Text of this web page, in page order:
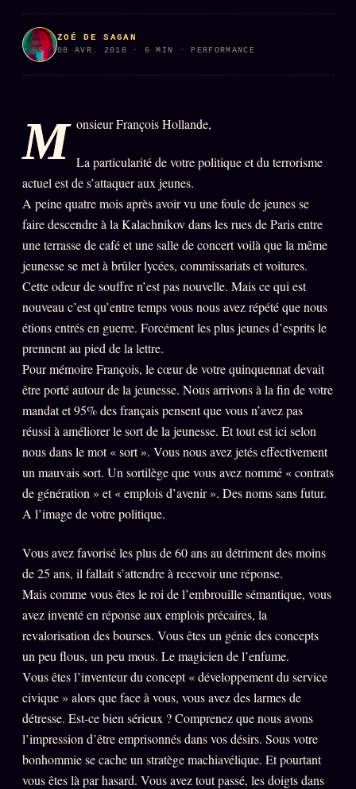
Chat Oracle
Oracle z/S
Oracle Analyse
Oracle Éclair
Oracle Couples
Oracle Famille
Oracle Sigil Sonore
Oracle Parfum
Oracle Anniversaire
Oracle Carte du Jour
Oracle Algorithme
Audit Social
BRAQUAGE2021
SUSPECTE
Compte Suspendu 2024
Les Limites2025
Le procès Brigitte Macron
Catalogue
ZS Bundle
Références
ZOÉ DE SAGAN
08 AVR. 2016 · 6 MIN · PERFORMANCE
M onsieur François Hollande,
La particularité de votre politique et du terrorisme
actuel est de s’attaquer aux jeunes.
A peine quatre mois après avoir vu une foule de jeunes se
faire descendre à la Kalachnikov dans les rues de Paris entre
une terrasse de café et une salle de concert voilà que la même
jeunesse se met à brûler lycées, commissariats et voitures.
Cette odeur de souffre n’est pas nouvelle. Mais ce qui est
nouveau c’est qu’entre temps vous nous avez répété que nous
étions entrés en guerre. Forcément les plus jeunes d’esprits le
prennent au pied de la lettre.
Pour mémoire François, le cœur de votre quinquennat devait
être porté autour de la jeunesse. Nous arrivons à la fin de votre
mandat et 95% des français pensent que vous n’avez pas
réussi à améliorer le sort de la jeunesse. Et tout est ici selon
nous dans le mot « sort ». Vous nous avez jetés effectivement
un mauvais sort. Un sortilège que vous avez nommé « contrats
de génération » et « emplois d’avenir ». Des noms sans futur.
A l’image de votre politique.
Vous avez favorisé les plus de 60 ans au détriment des moins
de 25 ans, il fallait s’attendre à recevoir une réponse.
Mais comme vous êtes le roi de l’embrouille sémantique, vous
avez inventé en réponse aux emplois précaires, la
revalorisation des bourses. Vous êtes un génie des concepts
un peu flous, un peu mous. Le magicien de l’enfume.
Vous êtes l’inventeur du concept « développement du service
civique » alors que face à vous, vous avez des larmes de
détresse. Est-ce bien sérieux ? Comprenez que nous avons
l’impression d’être emprisonnés dans vos désirs. Sous votre
bonhommie se cache un stratège machiavélique. Et pourtant
vous êtes là par hasard. Vous avez tout passé, les doigts dans